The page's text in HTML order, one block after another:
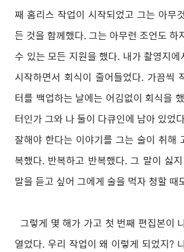
째 홈리스 작업이 시작되었고 그는 아무
든 것을 함께했다. 그는 아무런 조언도 하
수 있는 모든 지원을 했다. 내가 촬영지에
시작하면서 회식이 줄어들었다. 가끔씩
터를 백업하는 날에는 어김없이 회식을
터인가 그와 나 둘이 다큐인에 남아 있었
잘해야 한다는 이야기를 그는 술이 취해
복했다. 반복하고 반복했다. 그 말이 싫
말을 듣고 싶어 그에게 술을 먹자 청할 때
그렇게 몇 해가 가고 첫 번째 편집본이
열었다. 우리 작업이 왜 이렇게 되었지?